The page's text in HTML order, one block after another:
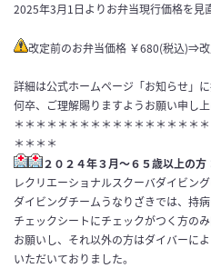
2025年3月1日よりお弁当現行価格を見
改定前のお弁当価格 ￥680(税込)⇒
詳細は公式ホームページ「お知らせ」に
何卒、ご理解賜りますようお願い申し上
＊＊＊＊＊＊＊＊＊＊＊＊＊＊＊＊＊
＊＊＊＊
２０２４年３月～６５歳以上の
レクリエーショナルスクーバダイビン
ダイビングチームうなりざきでは、持
チェックシートにチェックがつく方の
お願いし、それ以外の方はダイバーに
いただいておりました。